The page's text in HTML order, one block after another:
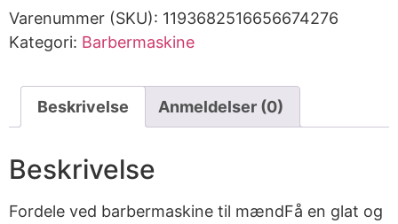
Varenummer (SKU): 1193682516656674276
Kategori: Barbermaskine
Beskrivelse Anmeldelser (0)
Beskrivelse
Fordele ved barbermaskine til mændFå en glat og